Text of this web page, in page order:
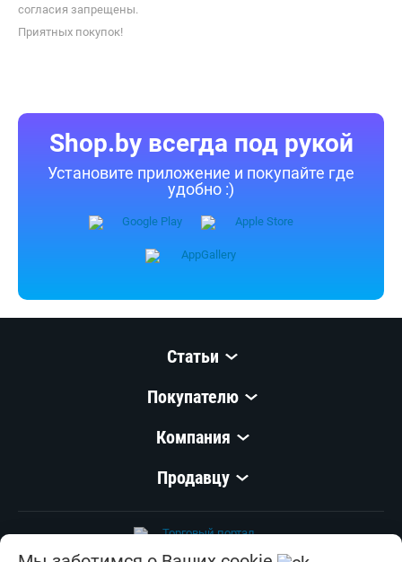
здоровья и идеального веса.
Впечатляет!!! В общем, я
и довольна этими весами.
согласия запрещены.
Приятных покупок!
Shop.by всегда под рукой
Установите приложение и покупайте где
удобно :)
Статьи
Покупателю
Компания
Продавцу